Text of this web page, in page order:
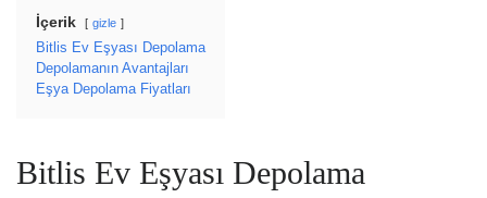
İçerik gizle
Bitlis Ev Eşyası Depolama
Depolamanın Avantajları
Eşya Depolama Fiyatları
Bitlis Ev Eşyası Depolama